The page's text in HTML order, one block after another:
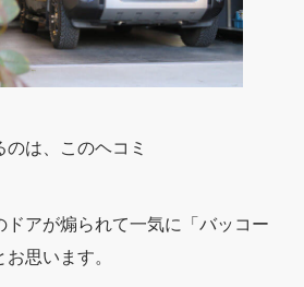
は、このヘコミ
ドアが煽られて一気に「バッコー
思います。